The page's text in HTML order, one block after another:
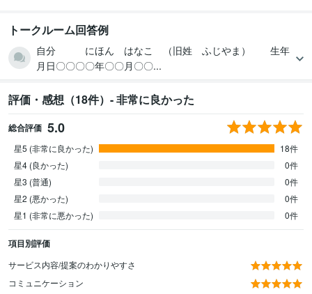
トークルーム回答例
自分 にほん はなこ （旧姓 ふじやま） 生年
月日〇〇〇〇年〇〇月〇〇...
評価・感想（18件）- 非常に良かった
総合評価 5.0
星5 (非常に良かった)
18件
星4 (良かった)
0件
星3 (普通)
0件
星2 (悪かった)
0件
星1 (非常に悪かった)
0件
項目別評価
サービス内容/提案のわかりやすさ
コミュニケーション